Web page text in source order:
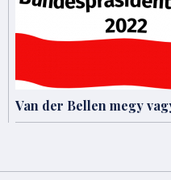
Van der Bellen megy